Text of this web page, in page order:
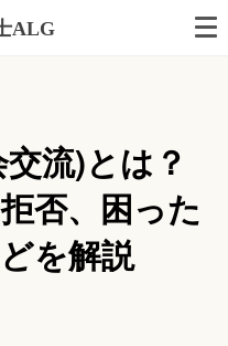
ALG
流)とは？
否、困った
を解説